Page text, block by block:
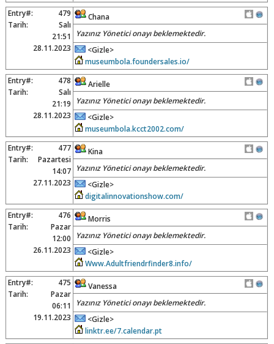
Entry#:
479
Tarih:
Salı
21:51
28.11.2023
Chana
Yazınız Yönetici onayı beklemektedir.
<Gizle>
museumbola.foundersales.io/
Entry#:
478
Tarih:
Salı
21:19
28.11.2023
Arielle
Yazınız Yönetici onayı beklemektedir.
<Gizle>
museumbola.kcct2002.com/
Entry#:
477
Tarih:
Pazartesi
14:07
27.11.2023
Kina
Yazınız Yönetici onayı beklemektedir.
<Gizle>
digitalinnovationshow.com/
Entry#:
476
Tarih:
Pazar
12:00
26.11.2023
Morris
Yazınız Yönetici onayı beklemektedir.
<Gizle>
Www.Adultfriendrfinder8.info/
Entry#:
475
Tarih:
Pazar
06:11
19.11.2023
Vanessa
Yazınız Yönetici onayı beklemektedir.
<Gizle>
linktr.ee/7.calendar.pt